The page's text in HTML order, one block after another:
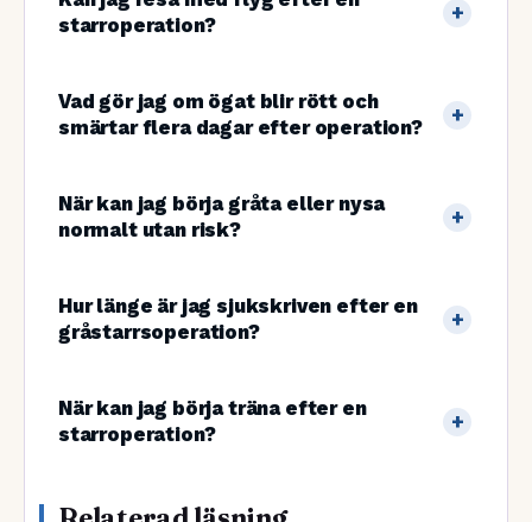
starroperation?
Vad gör jag om ögat blir rött och
smärtar flera dagar efter operation?
När kan jag börja gråta eller nysa
normalt utan risk?
Hur länge är jag sjukskriven efter en
gråstarrsoperation?
När kan jag börja träna efter en
starroperation?